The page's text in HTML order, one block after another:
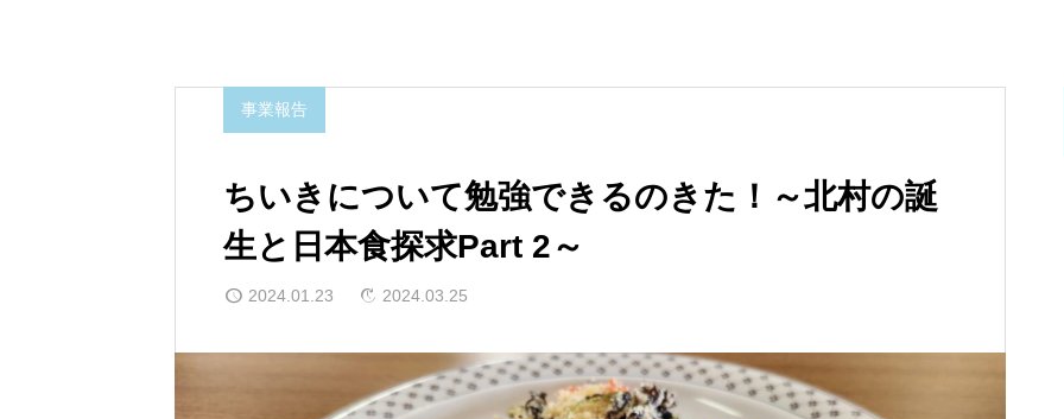
事業報告
ちいきについて勉強できるのきた！～北村の誕
生と日本食探求Part 2～
2024.01.23 2024.03.25